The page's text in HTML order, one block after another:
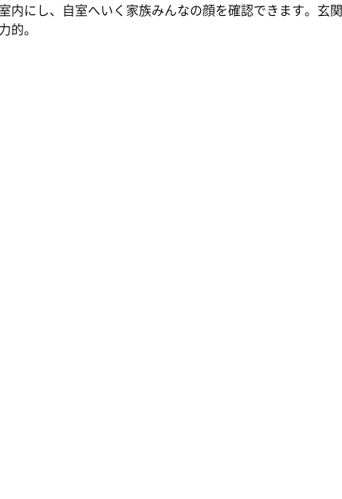
内にし、自室へいく家族みんなの顔を確認できます。玄関
的。